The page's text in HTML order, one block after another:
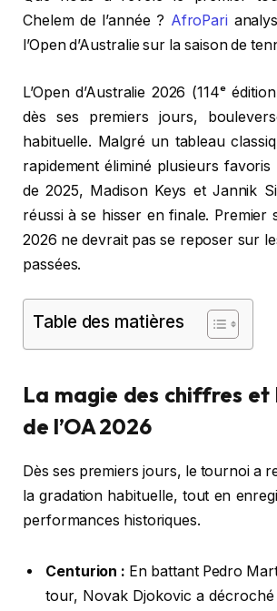
Chelem de l’année ? AfroPari
l’Open d’Australie sur la saison de
L’Open d’Australie 2026 (114ᵉ
dès ses premiers jours,
habituelle. Malgré un tableau
rapidement éliminé plusieurs favoris
de 2025, Madison Keys et Jannik
réussi à se hisser en finale. Premier
2026 ne devrait pas se reposer sur
passées.
Table des matières
La magie des chiffres et
de l’OA 2026
Dès ses premiers jours, le tournoi a
la gradation habituelle, tout en
performances historiques.
Centurion : En battant Pedro
tour, Novak Djokovic a décroché